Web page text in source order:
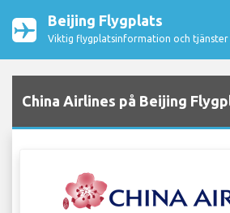
Beijing Flygplats
Viktig flygplatsinformation och tjänster
China Airlines på Beijing